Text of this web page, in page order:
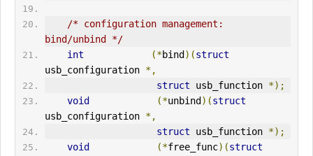
/* configuration management:
bind/unbind */
int
(*bind )(struct
usb_configuration *,
struct usb_function *);
void
(*unbind )(struct
usb_configuration *,
struct usb_function *);
void
(*free_func)(struct